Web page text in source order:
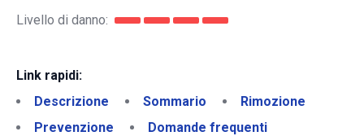
Livello di danno:
Link rapidi:
Descrizione
Sommario
Rimozione
Prevenzione
Domande frequenti